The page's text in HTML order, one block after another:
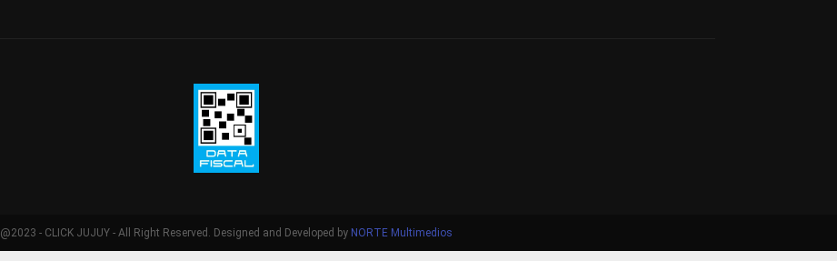
@2023 - CLICK JUJUY - All Right Reserved. Designed and Developed by NORTE Multimedios